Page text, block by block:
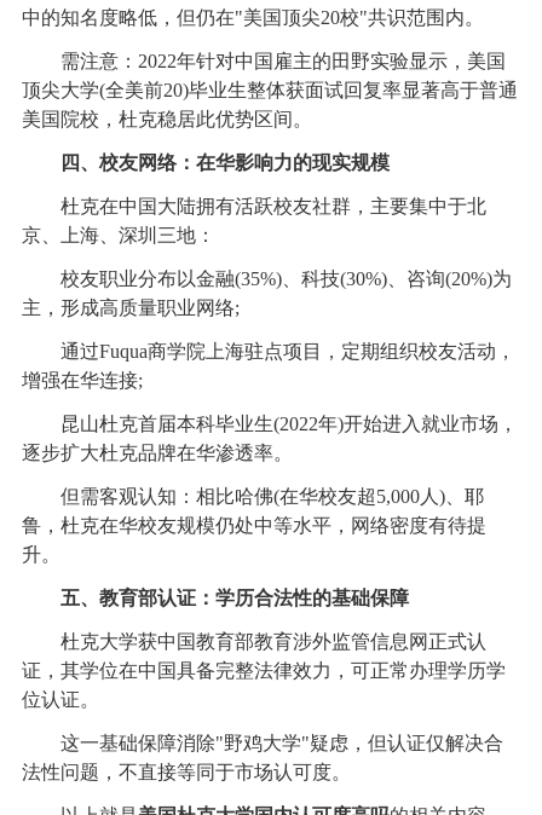
中的知名度略低，但仍在"美国顶尖20校"共识范围内。
需注意：2022年针对中国雇主的田野实验显示，美国
顶尖大学(全美前20)毕业生整体获面试回复率显著高于普通
美国院校，杜克稳居此优势区间。
四、校友网络：在华影响力的现实规模
杜克在中国大陆拥有活跃校友社群，主要集中于北
京、上海、深圳三地：
校友职业分布以金融(35%)、科技(30%)、咨询(20%)为
主，形成高质量职业网络;
通过Fuqua商学院上海驻点项目，定期组织校友活动，
增强在华连接;
昆山杜克首届本科毕业生(2022年)开始进入就业市场，
逐步扩大杜克品牌在华渗透率。
但需客观认知：相比哈佛(在华校友超5,000人)、耶
鲁，杜克在华校友规模仍处中等水平，网络密度有待提
升。
五、教育部认证：学历合法性的基础保障
杜克大学获中国教育部教育涉外监管信息网正式认
证，其学位在中国具备完整法律效力，可正常办理学历学
位认证。
这一基础保障消除"野鸡大学"疑虑，但认证仅解决合
法性问题，不直接等同于市场认可度。